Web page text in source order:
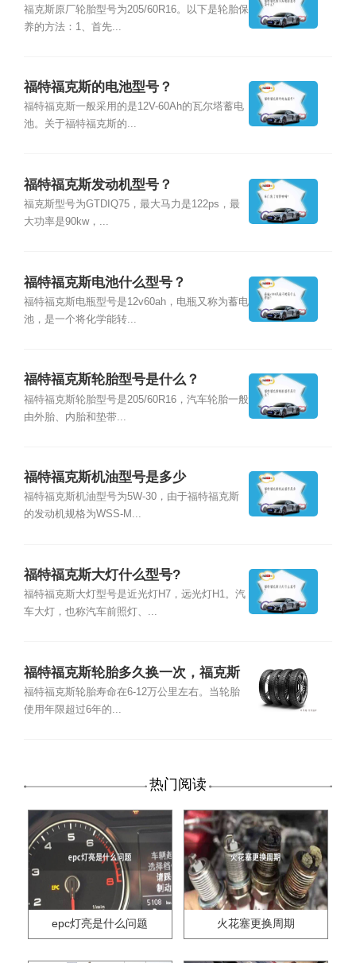
福克斯原厂轮胎型号为205/60R16。以下是轮胎保
养的方法：1、首先...
福特福克斯的电池型号？
福特福克斯一般采用的是12V-60Ah的瓦尔塔蓄电
池。关于福特福克斯的...
福特福克斯发动机型号？
福克斯型号为GTDIQ75，最大马力是122ps，最
大功率是90kw，...
福特福克斯电池什么型号？
福特福克斯电瓶型号是12v60ah，电瓶又称为蓄电
池，是一个将化学能转...
福特福克斯轮胎型号是什么？
福特福克斯轮胎型号是205/60R16，汽车轮胎一般
由外胎、内胎和垫带...
福特福克斯机油型号是多少
福特福克斯机油型号为5W-30，由于福特福克斯
的发动机规格为WSS-M...
福特福克斯大灯什么型号?
福特福克斯大灯型号是近光灯H7，远光灯H1。汽
车大灯，也称汽车前照灯、...
福特福克斯轮胎多久换一次，福克斯
轮胎品牌型号尺寸
福特福克斯轮胎寿命在6-12万公里左右。当轮胎
使用年限超过6年的...
热门阅读
epc灯亮是什么问题 火花塞更换周期